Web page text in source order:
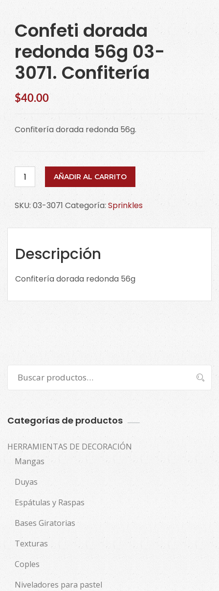
Confeti dorada
redonda 56g 03-
3071. Confitería
$40.00
Confitería dorada redonda 56g.
Confeti
dorada
redonda
56g
Confitería
cantidad
AÑADIR AL CARRITO
SKU: 03-3071 Categoría:Sprinkles
Descripción
Confitería dorada redonda 56g
por:
Buscar
Categorías de productos
HERRAMIENTAS DE DECORACIÓN
Mangas
Duyas
Espátulas y Raspas
Bases Giratorias
Texturas
Coples
Niveladores para pastel